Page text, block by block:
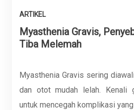
ARTIKEL
Myasthenia Gravis,
Tiba Melemah
Myasthenia Gravis sering
dan otot mudah lelah. Kenali
untuk mencegah komplikasi